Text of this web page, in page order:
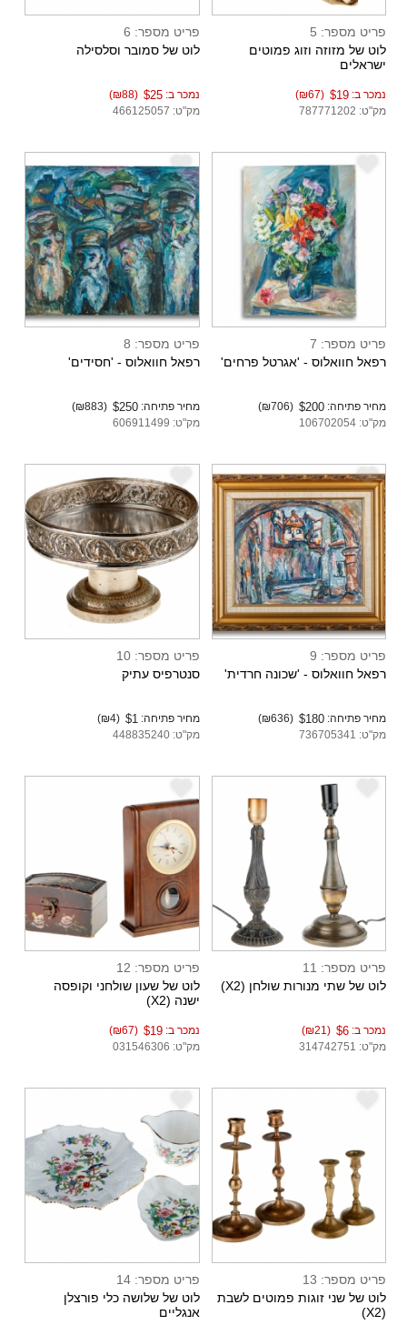
פריט מספר: 5
לוט של מזוזה וזוג פמוטים
ישראלים
נמכר ב: $19
(₪67)
מק"ט: 787771202
פריט מספר: 6
לוט של סמובר וסלסילה
נמכר ב:$25
(₪88)
מק"ט: 466125057
e
פריט מספר: 7
רפאל חוואלוס - 'אגרטל פרחים'
מחיר פתיחה: $200
(₪706)
מק"ט: 106702054
e
פריט מספר: 8
רפאל חוואלוס - 'חסידים'
מחיר פתיחה:$250
(₪883)
מק"ט: 606911499
e
פריט מספר: 9
רפאל חוואלוס - 'שכונה חרדית'
מחיר פתיחה: $180
(₪636)
מק"ט: 736705341
e
פריט מספר: 10
סנטרפיס עתיק
מחיר פתיחה: $1
(₪4)
מק"ט: 448835240
פריט מספר: 11
לוט של שתי מנורות שולחן (X2)
נמכר ב: $6
(₪21)
מק"ט: 314742751
פריט מספר: 12
לוט של שעון שולחני וקופסה
ישנה (X2)
נמכר ב:$19
(₪67)
מק"ט: 031546306
פריט מספר: 13
לוט של שני זוגות פמוטים לשבת
(X2)
פריט מספר: 14
לוט של שלושה כלי פורצלן
אנגליים